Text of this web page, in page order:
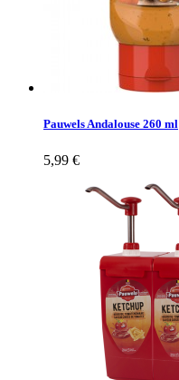
Pauwels Andalouse 260 ml
5,99 €